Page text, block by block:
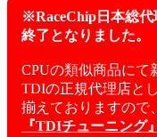
※RaceChip日本総代
終了となりました。
CPUの類似商品にて
TDIの正規代理店と
揃えておりますので、
『TDIチューニング』